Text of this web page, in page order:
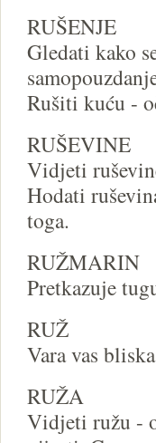
RUŠENJE
Gledati kako
Rušiti kuću -
RUŠEVINE
Vidjeti
Hodati
toga.
RUŽMARIN
Pretkazuje
RUŽ
Vara vas
RUŽA
Vidjeti ružu -